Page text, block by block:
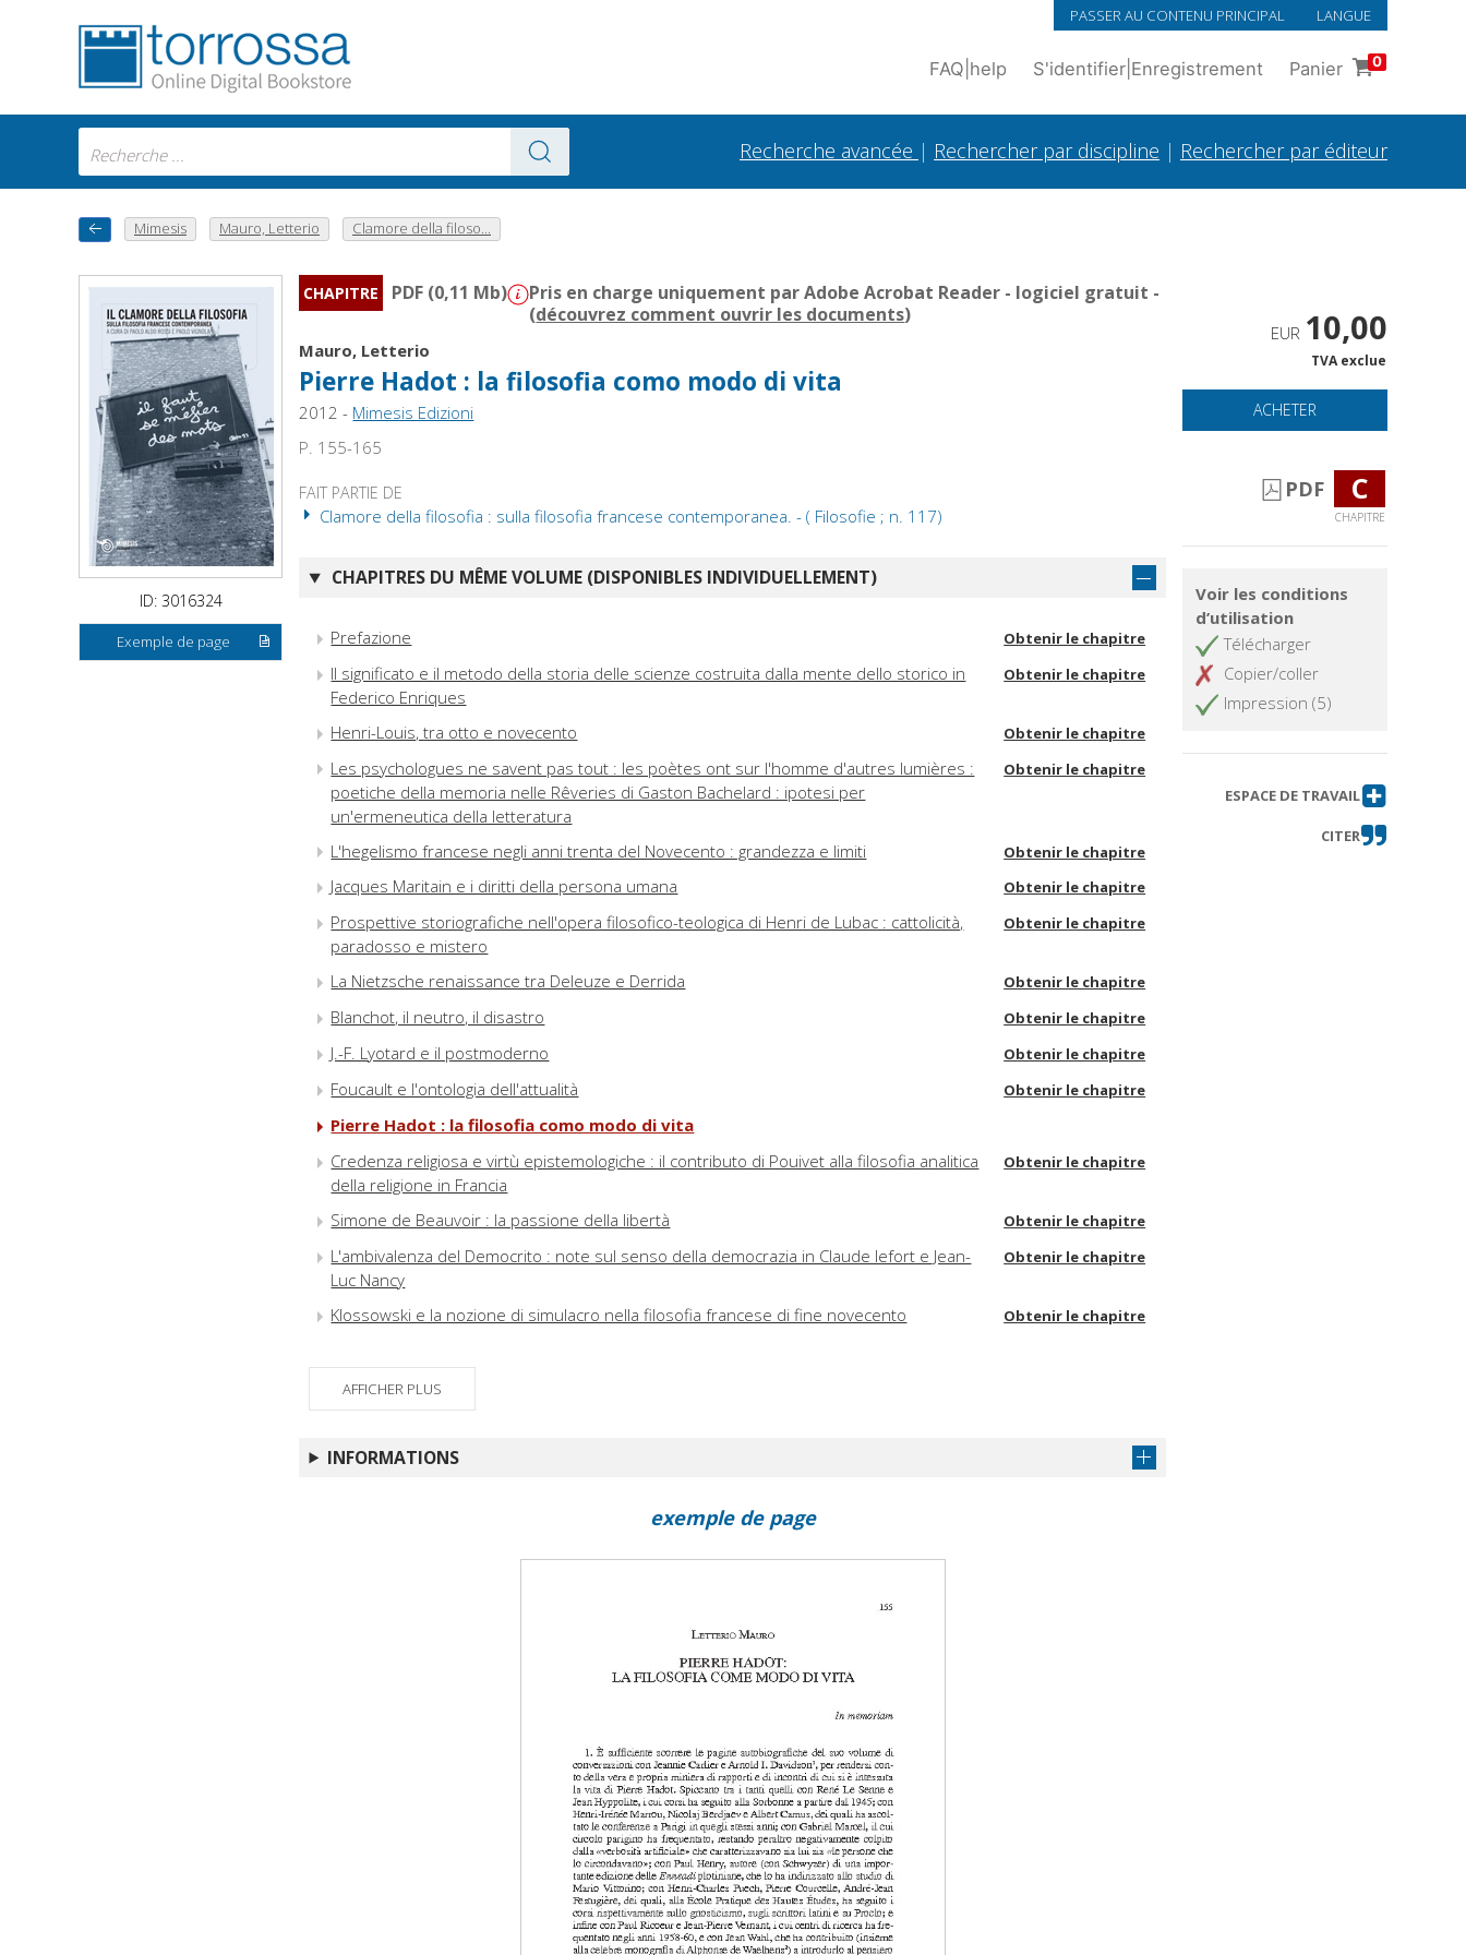
PASSER AU CONTENU PRINCIPAL LANGUE
FAQ help S'identifier Enregistrement Panier 0
Recherche avancée | Rechercher par discipline | Rechercher par éditeur
Mimesis Mauro, Letterio Clamore della filoso...
ID: 3016324
Exemple de page
CHAPITRE PDF (0,11 Mb)
Pris en charge uniquement par Adobe Acrobat Reader - logiciel gratuit -
(découvrez comment ouvrir les documents)
Mauro, Letterio
Pierre Hadot : la filosofia como modo di vita
2012 - Mimesis Edizioni
P. 155-165
FAIT PARTIE DE
Clamore della filosofia : sulla filosofia francese contemporanea. - ( Filosofie ; n. 117)
CHAPITRES DU MÊME VOLUME (DISPONIBLES INDIVIDUELLEMENT)
Prefazione Obtenir le chapitre
Il significato e il metodo della storia delle scienze costruita dalla mente dello storico in
Federico Enriques
Obtenir le chapitre
Henri-Louis, tra otto e novecento Obtenir le chapitre
Les psychologues ne savent pas tout : les poètes ont sur l'homme d'autres lumières :
poetiche della memoria nelle Rêveries di Gaston Bachelard : ipotesi per
un'ermeneutica della letteratura
Obtenir le chapitre
L'hegelismo francese negli anni trenta del Novecento : grandezza e limiti Obtenir le chapitre
Jacques Maritain e i diritti della persona umana Obtenir le chapitre
Prospettive storiografiche nell'opera filosofico-teologica di Henri de Lubac : cattolicità,
paradosso e mistero
Obtenir le chapitre
La Nietzsche renaissance tra Deleuze e Derrida Obtenir le chapitre
Blanchot, il neutro, il disastro Obtenir le chapitre
J.-F. Lyotard e il postmoderno Obtenir le chapitre
Foucault e l'ontologia dell'attualità Obtenir le chapitre
Pierre Hadot : la filosofia como modo di vita
Credenza religiosa e virtù epistemologiche : il contributo di Pouivet alla filosofia analitica
della religione in Francia
Obtenir le chapitre
Simone de Beauvoir : la passione della libertà Obtenir le chapitre
L'ambivalenza del Democrito : note sul senso della democrazia in Claude lefort e Jean-
Luc Nancy
Obtenir le chapitre
Klossowski e la nozione di simulacro nella filosofia francese di fine novecento Obtenir le chapitre
AFFICHER PLUS
INFORMATIONS
EUR 10,00
TVA exclue
ACHETER
PDF C
CHAPITRE
Voir les conditions
d’utilisation
Télécharger
Copier/coller
Impression (5)
ESPACE DE TRAVAIL
CITER
exemple de page